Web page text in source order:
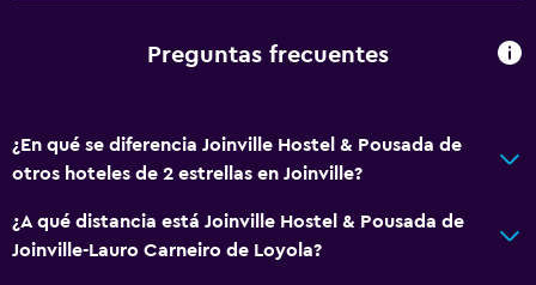
Preguntas frecuentes
¿En qué se diferencia Joinville Hostel & Pousada de
otros hoteles de 2 estrellas en Joinville?
¿A qué distancia está Joinville Hostel & Pousada de
Joinville-Lauro Carneiro de Loyola?